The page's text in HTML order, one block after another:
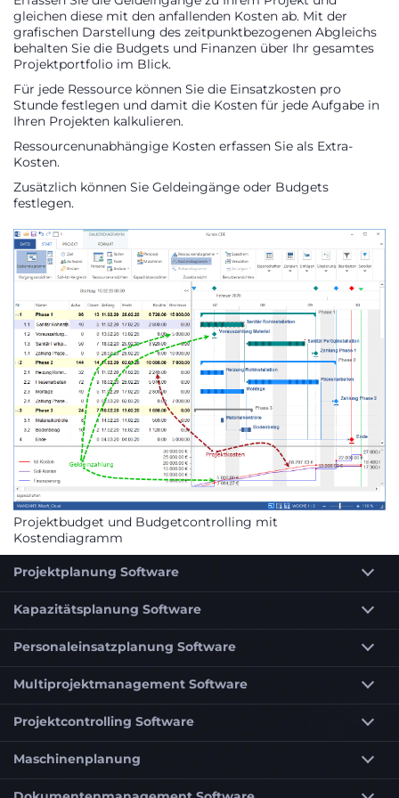
gleichen diese mit den anfallenden Kosten ab. Mit der
grafischen Darstellung des zeitpunktbezogenen Abgleichs
behalten Sie die Budgets und Finanzen über Ihr gesamtes
Projektportfolio im Blick.
Für jede Ressource können Sie die Einsatzkosten pro
Stunde festlegen und damit die Kosten für jede Aufgabe in
Ihren Projekten kalkulieren.
Ressourcenunabhängige Kosten erfassen Sie als Extra-
Kosten.
Zusätzlich können Sie Geldeingänge oder Budgets
festlegen.
Projektbudget und Budgetcontrolling mit
Kostendiagramm
Projektplanung Software
Kapazitätsplanung Software
Personaleinsatzplanung Software
Multiprojektmanagement Software
Projektcontrolling Software
Maschinenplanung